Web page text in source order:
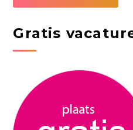
Gratis